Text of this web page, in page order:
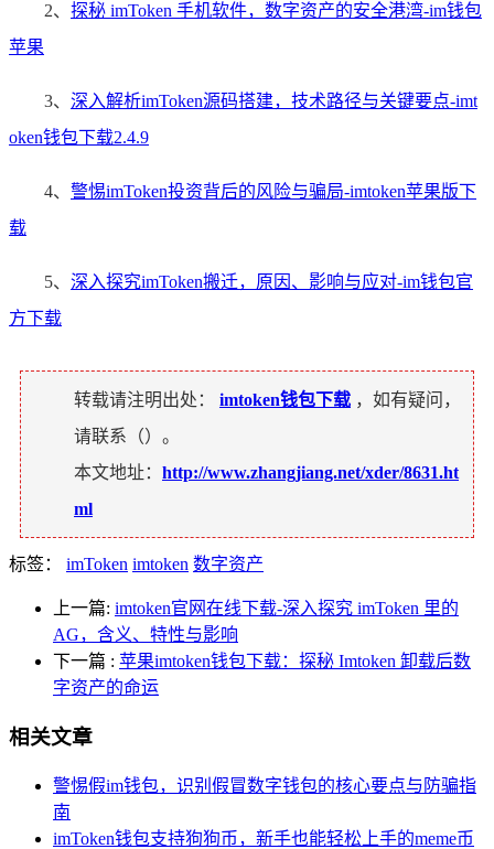
2、 探秘 imToken 手机软件，数字资产的安全港湾-im钱包
苹果
3、 深入解析imToken源码搭建，技术路径与关键要点-imt
oken钱包下载2.4.9
4、 警惕imToken投资背后的风险与骗局-imtoken苹果版下
载
5、 深入探究imToken搬迁，原因、影响与应对-im钱包官
方下载
转载请注明出处： imtoken钱包下载 ，如有疑问，
请联系（）。
本文地址： http://www.zhangjiang.net/xder/8631.ht
ml
标签： imToken imtoken 数字资产
上一篇: imtoken官网在线下载-深入探究 imToken 里的
AG，含义、特性与影响
下一篇 : 苹果imtoken钱包下载：探秘 Imtoken 卸载后数
字资产的命运
相关文章
警惕假im钱包，识别假冒数字钱包的核心要点与防骗指
南
imToken钱包支持狗狗币，新手也能轻松上手的meme币